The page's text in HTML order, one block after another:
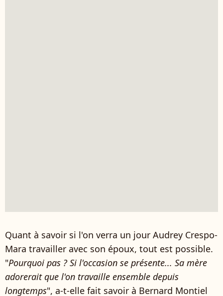
Quant à savoir si l'on verra un jour Audrey Crespo-
Mara travailler avec son époux, tout est possible.
"Pourquoi pas ? Si l'occasion se présente... Sa mère
adorerait que l'on travaille ensemble depuis
longtemps", a-t-elle fait savoir à Bernard Montiel